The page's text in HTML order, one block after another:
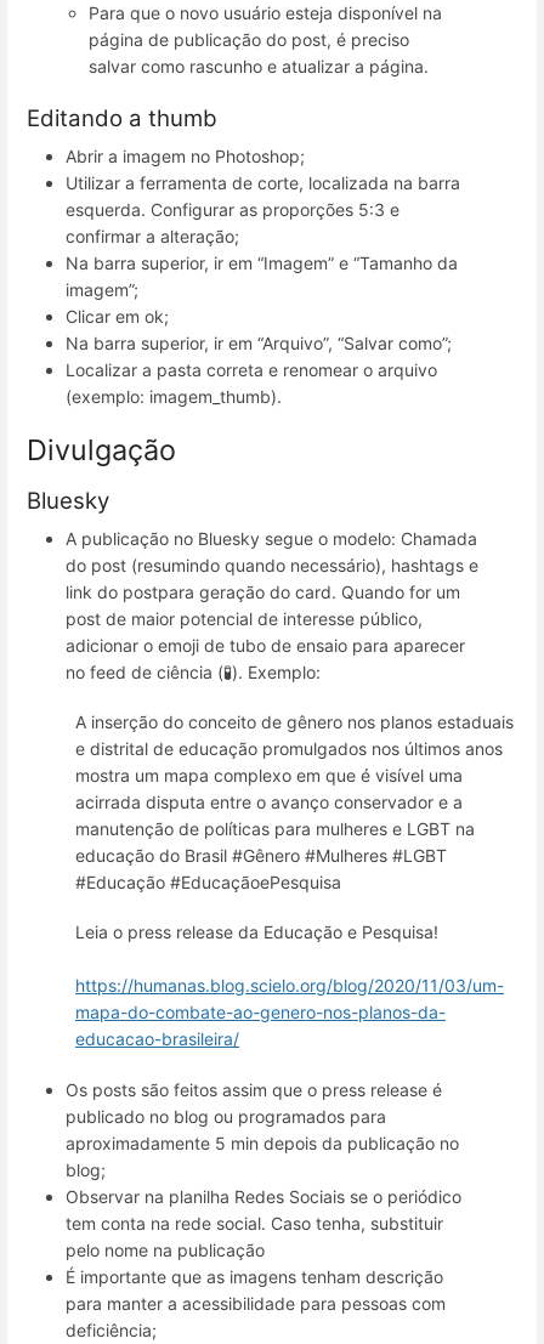
Para que o novo usuário esteja disponível na
página de publicação do post, é preciso
salvar como rascunho e atualizar a página.
Editando a thumb
Abrir a imagem no Photoshop;
Utilizar a ferramenta de corte, localizada na barra
esquerda. Configurar as proporções 5:3 e
confirmar a alteração;
Na barra superior, ir em “Imagem” e “Tamanho da
imagem”;
Clicar em ok;
Na barra superior, ir em “Arquivo”, “Salvar como”;
Localizar a pasta correta e renomear o arquivo
(exemplo: imagem_thumb).
Divulgação
Bluesky
A publicação no Bluesky segue o modelo: Chamada
do post (resumindo quando necessário), hashtags e
link do postpara geração do card. Quando for um
post de maior potencial de interesse público,
adicionar o emoji de tubo de ensaio para aparecer
no feed de ciência (🧪). Exemplo:
A inserção do conceito de gênero nos planos estaduais
e distrital de educação promulgados nos últimos anos
mostra um mapa complexo em que é visível uma
acirrada disputa entre o avanço conservador e a
manutenção de políticas para mulheres e LGBT na
educação do Brasil #Gênero #Mulheres #LGBT
#Educação #EducaçãoePesquisa
Leia o press release da Educação e Pesquisa!
https://humanas.blog.scielo.org/blog/2020/11/03/um-
mapa-do-combate-ao-genero-nos-planos-da-
educacao-brasileira/
Os posts são feitos assim que o press release é
publicado no blog ou programados para
aproximadamente 5 min depois da publicação no
blog;
Observar na planilha Redes Sociais se o periódico
tem conta na rede social. Caso tenha, substituir
pelo nome na publicação
É importante que as imagens tenham descrição
para manter a acessibilidade para pessoas com
deficiência;